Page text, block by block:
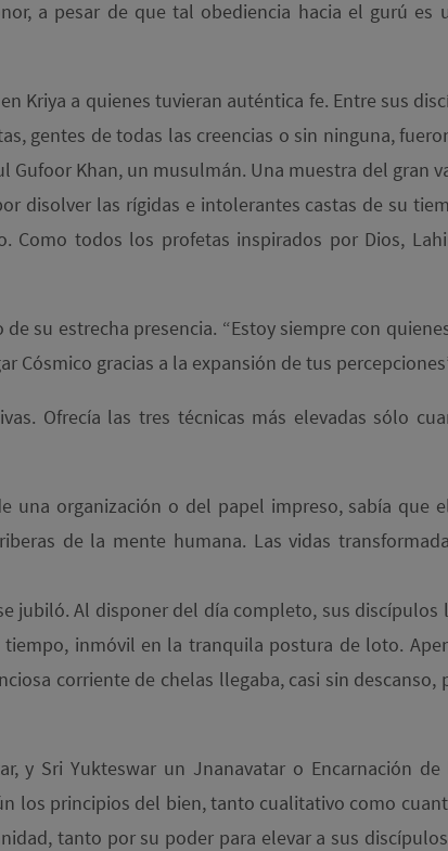
a pesar de que tal obediencia hacia el gurú es
Kriya a quienes tuvieran auténtica fe. Entre sus
gentes de todas las creencias o sin ninguna,
Khan, un musulmán. Una muestra del gran
disolver las rígidas e intolerantes castas de su
todos los profetas inspirados por Dios,
su estrecha presencia. “Estoy siempre con
Cósmico gracias a la expansión de tus
Ofrecía las tres técnicas más elevadas sólo
organización o del papel impreso, sabía que
de la mente humana. Las vidas
jubiló. Al disponer del día completo, sus
inmóvil en la tranquila postura de loto.
corriente de chelas llegaba, casi sin descanso,
y Sri Yukteswar un Jnanavatar o Encarnación
los principios del bien, tanto cualitativo como
tanto por su poder para elevar a sus